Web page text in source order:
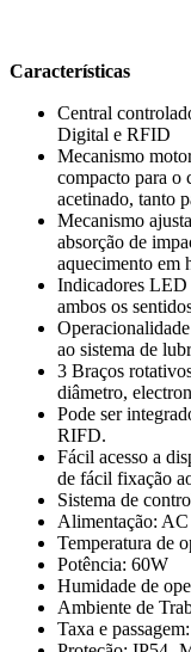
Características
Central
Digital e RFID
Mecanismo
compacto para o
acetinado, tanto
Mecanismo
absorção de
aquecimento em
Indicadores LED
ambos os
ao sistema de
3 Braços
diâmetro,
Pode ser
RIFD.
Fácil acesso a
de fácil fixação
Sistema de
Alimentação:
Temperatura de
Potência: 60W
Humidade de
Ambiente de
Taxa e